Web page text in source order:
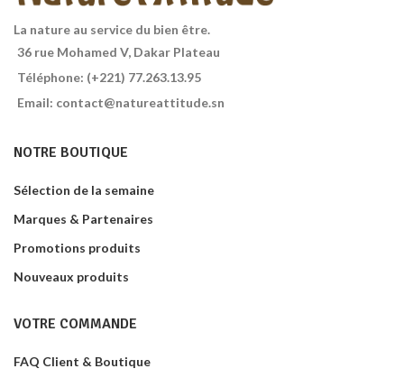
La nature au service du bien être.
36 rue Mohamed V, Dakar Plateau
Téléphone: (+221) 77.263.13.95
Email: contact@natureattitude.sn
NOTRE BOUTIQUE
Sélection de la semaine
Marques & Partenaires
Promotions produits
Nouveaux produits
VOTRE COMMANDE
FAQ Client & Boutique